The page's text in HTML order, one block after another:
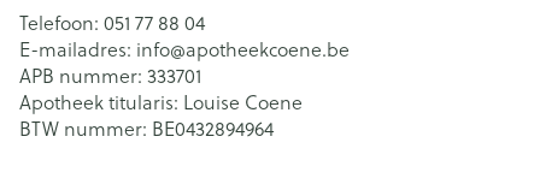
Telefoon: 051 77 88 04
E-mailadres: info@apotheekcoene.be
APB nummer: 333701
Apotheek titularis: Louise Coene
BTW nummer: BE0432894964